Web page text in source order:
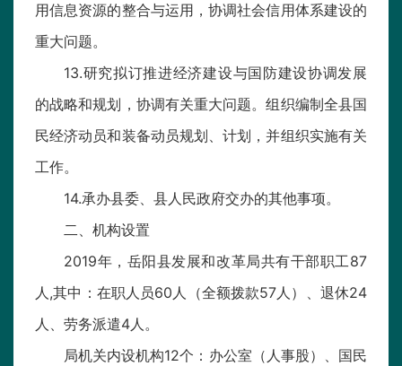
用信息资源的整合与运用，协调社会信用体系建设的
重大问题。
13.研究拟订推进经济建设与国防建设协调发展
的战略和规划，协调有关重大问题。组织编制全县国
民经济动员和装备动员规划、计划，并组织实施有关
工作。
14.承办县委、县人民政府交办的其他事项。
二、机构设置
2019年，岳阳县发展和改革局共有干部职工87
人,其中：在职人员60人（全额拨款57人）、退休24
人、劳务派遣4人。
局机关内设机构12个：办公室（人事股）、国民